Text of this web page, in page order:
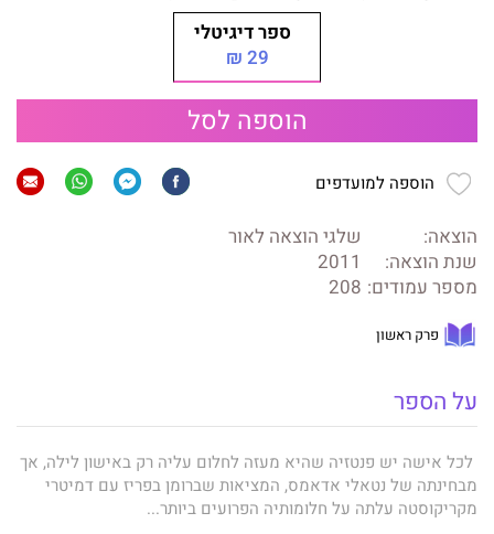
ספר דיגיטלי
29 ₪
הוספה לסל
הוספה למועדפים
הוצאה:
שלגי הוצאה לאור
שנת הוצאה:
2011
מספר עמודים: 208
פרק ראשון
על הספר
לכל אישה יש פנטזיה שהיא מעזה לחלום עליה רק באישון לילה, אך
מבחינתה של נטאלי אדאמס, המציאות שברומן בפריז עם דמיטרי
מקריקוסטה עלתה על חלומותיה הפרועים ביותר...